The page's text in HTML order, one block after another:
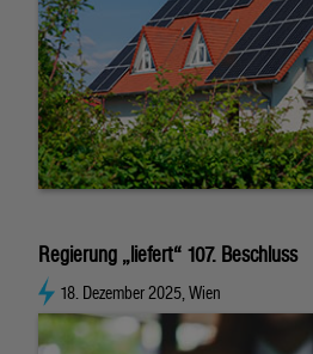
Regierung „liefert“ 107. Beschluss
18. Dezember 2025, Wien